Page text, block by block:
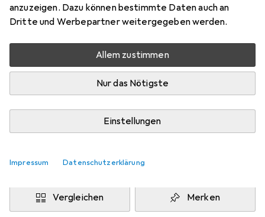
anzuzeigen. Dazu können bestimmte Daten auch an
Dritte und Werbepartner weitergegeben werden.
Allem zustimmen
Nur das Nötigste
Einstellungen
Impressum Datenschutzerklärung
Bewertungen Marke
Mehr von Pergamon
Nur 3 Stück an Lager beim Drittanbieter
Lieferort angeben für genaue Lieferzeit
teppichversand24DE
In den Warenkorb
Vergleichen Merken